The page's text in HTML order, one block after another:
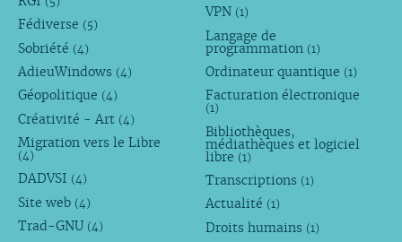
Fédiverse (5)
Sobriété (4)
AdieuWindows (4)
Géopolitique (4)
Créativité - Art (4)
Migration vers le Libre
(4)
DADVSI (4)
Site web (4)
Trad-GNU (4)
VPN (1)
Langage de
programmation (1)
Ordinateur quantique (1)
Facturation électronique
(1)
Bibliothèques,
médiathèques et logiciel
libre (1)
Transcriptions (1)
Actualité (1)
Droits humains (1)